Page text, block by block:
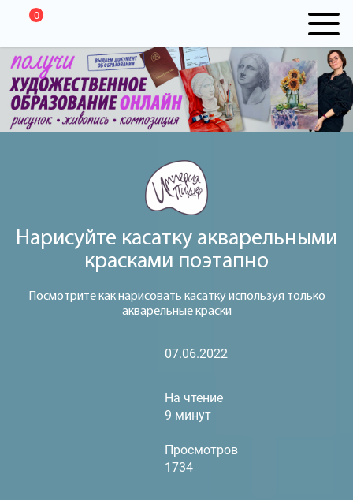
0
Нарисуйте касатку акварельными
красками поэтапно
Посмотрите как нарисовать касатку используя только
акварельные краски
07.06.2022
На чтение
9 минут
Просмотров
1734